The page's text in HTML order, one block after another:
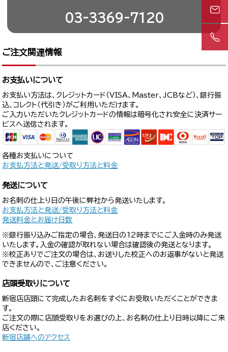
03-3369-7120
ご注文関連情報
お支払いについて
お支払い方法は、クレジットカード（VISA、Master、JCBなど）、銀行振
込、コレクト（代引き）がご利用いただけます。
ご入力いただいたクレジットカードの情報は暗号化され安全に決済サー
ビスへ送信されます。
各種お支払いについて
お支払方法と発送/受取り方法と料金
発送について
お名刺の仕上り日の午後に弊社から発送いたします。
お支払方法と発送/受取り方法と料金
発送料金とお届け日数
※銀行振り込みご指定の場合、発送日の12時までにご入金時のみ発送
いたします。入金の確認が取れない場合は確認後の発送となります。
※校正ありでご注文の場合は、お送りした校正へのお返事がないと発送
できませんので、ご注意ください。
店頭受取りについて
新宿店店頭にて完成したお名刺をすぐにお受取いただくことができま
す。
ご注文の際に店頭受取りをお選びの上、お名刺の仕上り日時以降にご来
店ください。
新宿店舗へのアクセス